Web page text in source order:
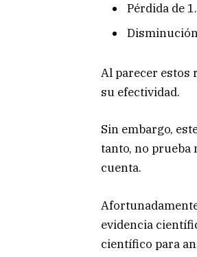
Pérdida de
Al parecer estos
su efectividad.
Sin embargo,
tanto, no prueba
cuenta.
evidencia
científico para